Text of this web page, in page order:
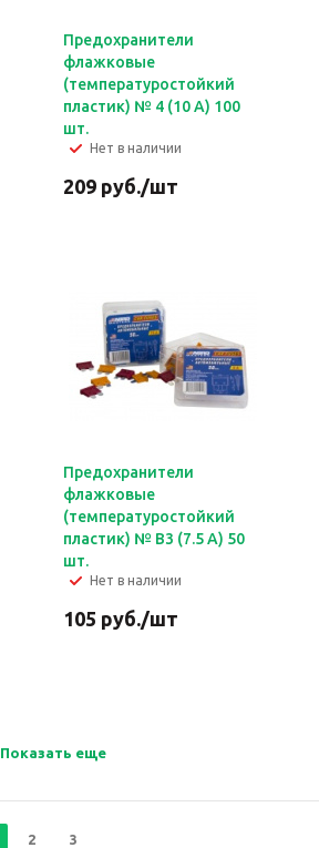
Предохранители
флажковые
(температуростойкий
пластик) № 4 (10 А) 100
шт.
Нет в наличии
209 руб./шт
Предохранители
флажковые
(температуростойкий
пластик) № В3 (7.5 А) 50
шт.
Нет в наличии
105 руб./шт
Показать еще
2 3